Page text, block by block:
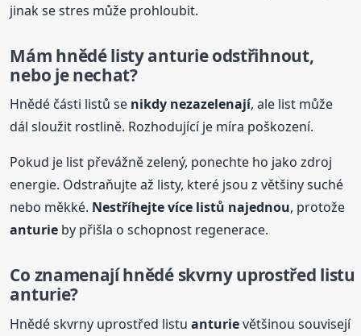
jinak se stres může prohloubit.
Mám hnědé listyanturieodstřihnout,
nebo je nechat?
Hnědé části listů se nikdy nezazelenají, ale list může
dál sloužit rostlině. Rozhodující je míra poškození.
Pokud je list převážně zelený, ponechte ho jako zdroj
energie. Odstraňujte až listy, které jsou z většiny suché
nebo měkké. Nestříhejte více listů najednou, protože
anturie by přišla o schopnost regenerace.
Co znamenají hnědé skvrny uprostřed listu
anturie?
Hnědé skvrny uprostřed listuanturievětšinou souvisejí